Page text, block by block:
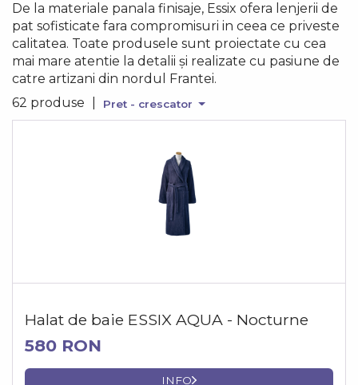
De la materiale panala finisaje, Essix ofera lenjerii de
pat sofisticate fara compromisuri in ceea ce priveste
calitatea. Toate produsele sunt proiectate cu cea
mai mare atentie la detalii și realizate cu pasiune de
catre artizani din nordul Frantei.
62 produse
Pret - crescator
Halat de baie ESSIX AQUA - Nocturne
580 RON
INFO